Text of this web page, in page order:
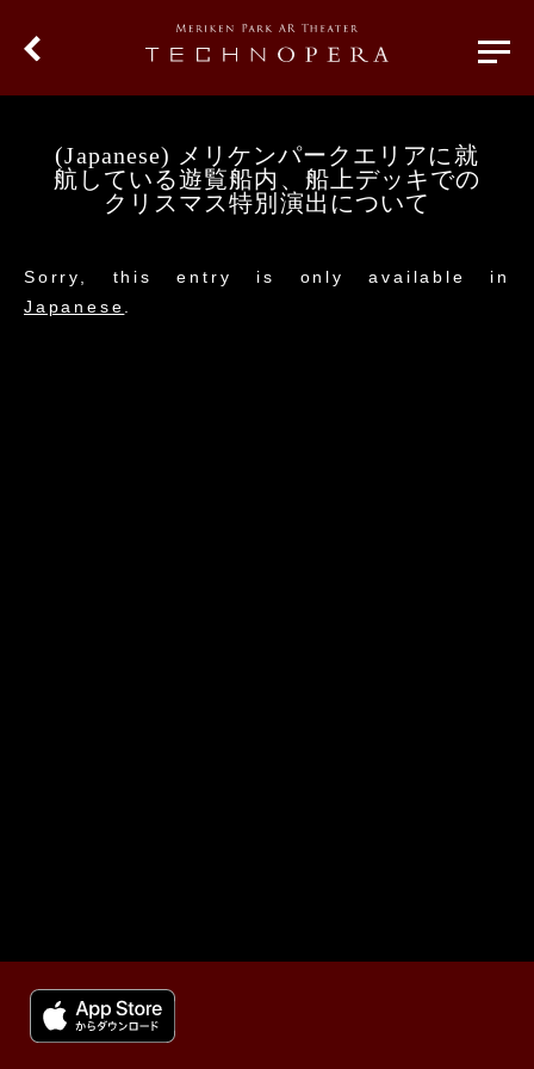
(Japanese) メリケンパークエリアに就
航している遊覧船内、船上デッキでの
クリスマス特別演出について
Sorry, this entry is only available in
Japanese